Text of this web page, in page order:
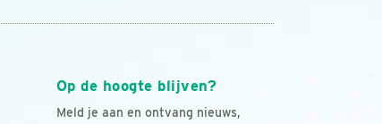
Op de hoogte blijven?
Meld je aan en ontvang nieuws,